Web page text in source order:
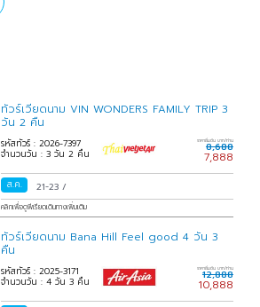
ทัวร์เวียดนาม VIN WONDERS FAMILY TRIP 3
วัน 2 คืน
รหัสทัวร์ : 2026-7397
จำนวนวัน : 3 วัน 2 คืน
ราคาเริ่มต้น บาท/ท่าน
8,688
7,888
ส.ค. 21-23/
คลิกเพื่อดูพีเรียดเดินทางเพิ่มเติม
ทัวร์เวียดนาม Bana Hill Feel good 4 วัน 3
คืน
รหัสทัวร์ : 2025-3171
จำนวนวัน : 4 วัน 3 คืน
ราคาเริ่มต้น บาท/ท่าน
12,888
10,888